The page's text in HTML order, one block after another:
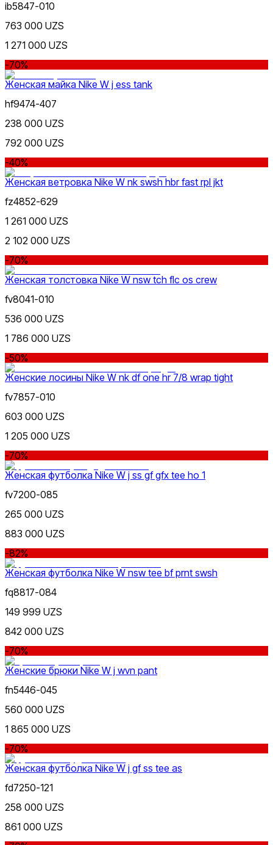
Розовый
Коричневый
Черный
Серый
Голубой
Бордовый
Nike Tashkent Amir Temur
Nike Tashkent City Mall
ib5847-010
763 000 UZS
1 271 000 UZS
-70%
Женская майка Nike W j ess tank
hf9474-407
238 000 UZS
792 000 UZS
-40%
Женская ветровка Nike W nk swsh hbr fast rpl jkt
fz4852-629
1 261 000 UZS
2 102 000 UZS
-70%
Женская толстовка Nike W nsw tch flc os crew
fv8041-010
536 000 UZS
1 786 000 UZS
-50%
Женские лосины Nike W nk df one hr 7/8 wrap tight
fv7857-010
603 000 UZS
1 205 000 UZS
-70%
Женская футболка Nike W j ss gf gfx tee ho 1
fv7200-085
265 000 UZS
883 000 UZS
-82%
Женская футболка Nike W nsw tee bf prnt swsh
fq8817-084
149 999 UZS
842 000 UZS
-70%
Женские брюки Nike W j wvn pant
fn5446-045
560 000 UZS
1 865 000 UZS
-70%
Женская футболка Nike W j gf ss tee as
fd7250-121
258 000 UZS
861 000 UZS